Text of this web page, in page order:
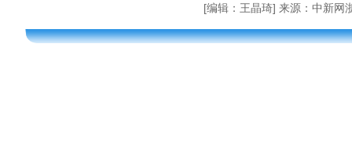
[编辑：王晶琦] 来源：中新网